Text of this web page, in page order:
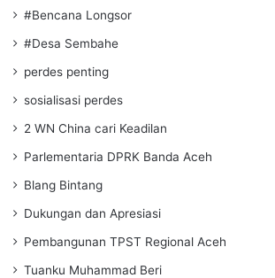
#Bencana Longsor
#Desa Sembahe
perdes penting
sosialisasi perdes
2 WN China cari Keadilan
Parlementaria DPRK Banda Aceh
Blang Bintang
Dukungan dan Apresiasi
Pembangunan TPST Regional Aceh
Tuanku Muhammad Beri